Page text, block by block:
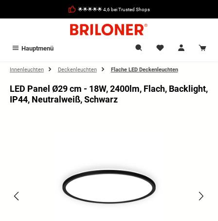
🌟🌟🌟🌟🌟 4,6 bei Trusted Shops
Hauptmenü
Innenleuchten Deckenleuchten Flache LED Deckenleuchten
LED Panel Ø29 cm - 18W, 2400lm, Flach, Backlight,
IP44, Neutralweiß, Schwarz